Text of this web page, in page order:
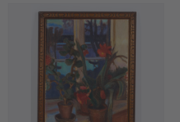
seleccionado